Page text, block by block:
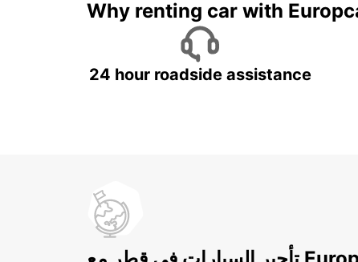
Why renting car with
24 hour roadside assistance